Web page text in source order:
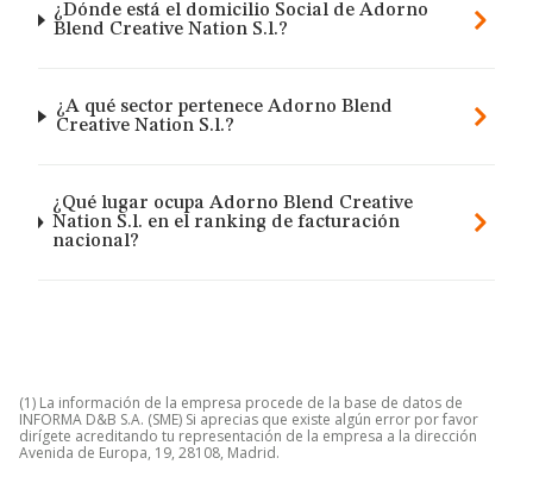
¿Dónde está el domicilio Social de Adorno
Blend Creative Nation S.l.?
¿A qué sector pertenece Adorno Blend
Creative Nation S.l.?
¿Qué lugar ocupa Adorno Blend Creative
Nation S.l. en el ranking de facturación
nacional?
(1) La información de la empresa procede de la base de datos de
INFORMA D&B S.A. (SME) Si aprecias que existe algún error por favor
dirígete acreditando tu representación de la empresa a la dirección
Avenida de Europa, 19, 28108, Madrid.